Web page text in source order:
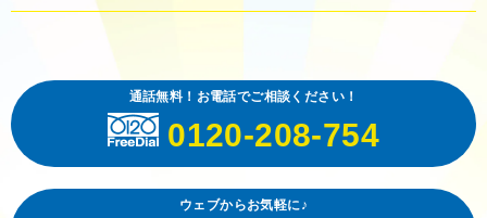
通話無料！お電話でご相談ください！
0120-208-754
ウェブからお気軽に♪